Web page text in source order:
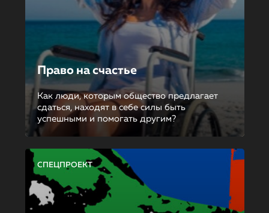
Право на счастье
Как люди, которым общество предлагает
сдаться, находят в себе силы быть
успешными и помогать другим?
СПЕЦПРОЕКТ